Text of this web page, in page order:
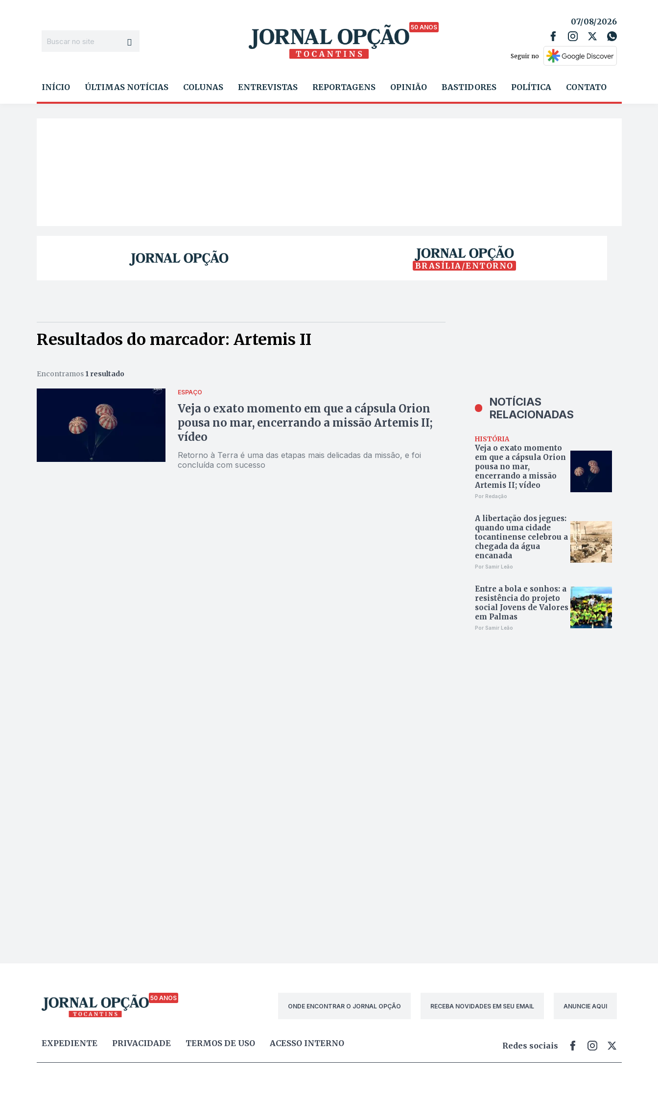
50 ANOS
07/08/2026
Seguir no
INÍCIO ÚLTIMAS NOTÍCIAS COLUNAS ENTREVISTAS REPORTAGENS OPINIÃO BASTIDORES POLÍTICA CONTATO
BRASÍLIA/ENTORNO
Resultados do marcador: Artemis II
Encontramos 1 resultado
ESPAÇO
Veja o exato momento em que a cápsula Orion
pousa no mar, encerrando a missão Artemis II;
vídeo
Retorno à Terra é uma das etapas mais delicadas da missão, e foi
concluída com sucesso
NOTÍCIAS
RELACIONADAS
HISTÓRIA
Veja o exato momento
em que a cápsula Orion
pousa no mar,
encerrando a missão
Artemis II; vídeo
Por Redação
A libertação dos jegues:
quando uma cidade
tocantinense celebrou a
chegada da água
encanada
Por Samir Leão
Entre a bola e sonhos: a
resistência do projeto
social Jovens de Valores
em Palmas
Por Samir Leão
50 ANOS
ONDE ENCONTRAR O JORNAL OPÇÃO
RECEBA NOVIDADES EM SEU EMAIL ANUNCIE AQUI
EXPEDIENTE PRIVACIDADE TERMOS DE USO ACESSO INTERNO Redes sociais